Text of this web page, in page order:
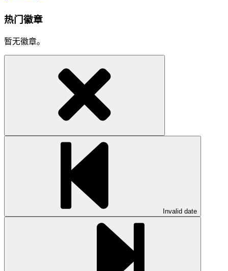
热门徽章
暂无徽章。
Invalid date